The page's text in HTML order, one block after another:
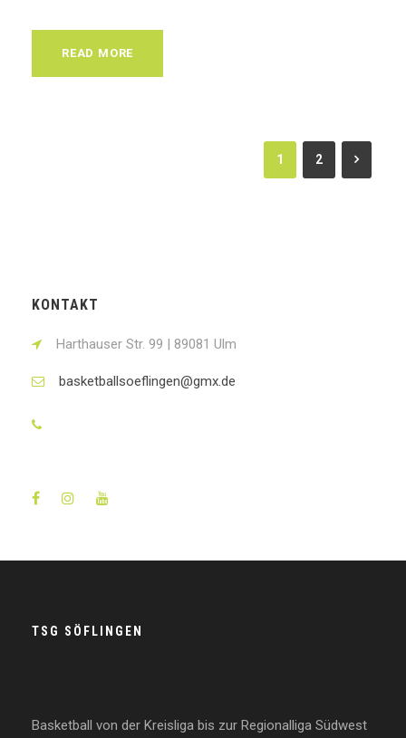
READ MORE
1 2
KONTAKT
Harthauser Str. 99 | 89081 Ulm
basketballsoeflingen@gmx.de
TSG SÖFLINGEN
Basketball von der Kreisliga bis zur Regionalliga Südwest